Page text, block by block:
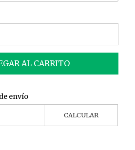
AL CARRITO
envío
CALCULAR